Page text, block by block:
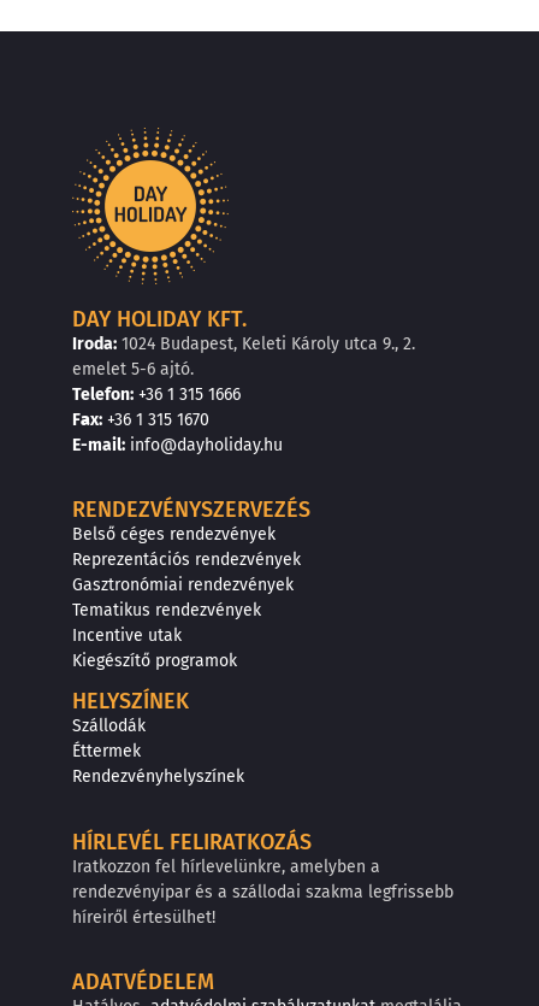
DAY HOLIDAY KFT.
Iroda: 1024 Budapest, Keleti Károly utca 9., 2.
emelet 5-6 ajtó.
Telefon: +36 1 315 1666
Fax: +36 1 315 1670
E-mail: info@dayholiday.hu
RENDEZVÉNYSZERVEZÉS
Belső céges rendezvények
Reprezentációs rendezvények
Gasztronómiai rendezvények
Tematikus rendezvények
Incentive utak
Kiegészítő programok
HELYSZÍNEK
Szállodák
Éttermek
Rendezvényhelyszínek
HÍRLEVÉL FELIRATKOZÁS
Iratkozzon fel hírlevelünkre, amelyben a
rendezvényipar és a szállodai szakma legfrissebb
híreiről értesülhet!
ADATVÉDELEM